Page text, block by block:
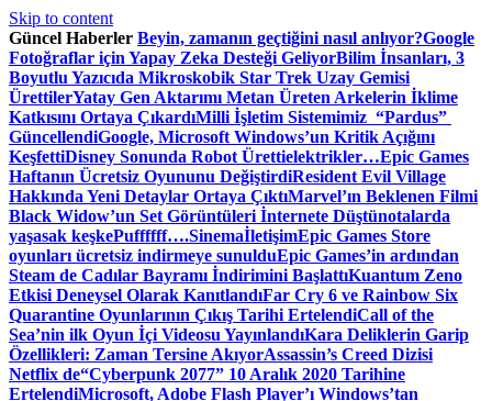
Skip to content
Güncel Haberler Beyin, zamanın geçtiğini nasıl anlıyor?Google
Fotoğraflar için Yapay Zeka Desteği GeliyorBilim İnsanları, 3
Boyutlu Yazıcıda Mikroskobik Star Trek Uzay Gemisi
ÜrettilerYatay Gen Aktarımı Metan Üreten Arkelerin İklime
Katkısını Ortaya ÇıkardıMilli İşletim Sistemimiz “Pardus”
GüncellendiGoogle, Microsoft Windows’un Kritik Açığını
KeşfettiDisney Sonunda Robot Ürettielektrikler…Epic Games
Haftanın Ücretsiz Oyununu DeğiştirdiResident Evil Village
Hakkında Yeni Detaylar Ortaya ÇıktıMarvel’ın Beklenen Filmi
Black Widow’un Set Görüntüleri İnternete Düştünotalarda
yaşasak keşkePuffffff….SinemaİletişimEpic Games Store
oyunları ücretsiz indirmeye sunulduEpic Games’in ardından
Steam de Cadılar Bayramı İndirimini BaşlattıKuantum Zeno
Etkisi Deneysel Olarak KanıtlandıFar Cry 6 ve Rainbow Six
Quarantine Oyunlarının Çıkış Tarihi ErtelendiCall of the
Sea’nin ilk Oyun İçi Videosu YayınlandıKara Deliklerin Garip
Özellikleri: Zaman Tersine AkıyorAssassin’s Creed Dizisi
Netflix de“Cyberpunk 2077” 10 Aralık 2020 Tarihine
ErtelendiMicrosoft, Adobe Flash Player’ı Windows’tan